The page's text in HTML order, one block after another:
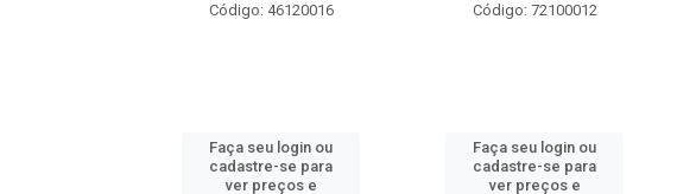
Código: 46120016
Faça seu login ou
cadastre-se para
ver preços e
Código: 72100012
Faça seu login ou
cadastre-se para
ver preços e